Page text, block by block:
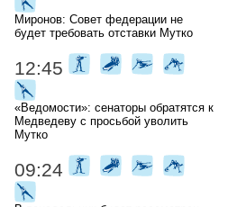
Миронов: Совет федерации не
будет требовать отставки Мутко
12:45
«Ведомости»: сенаторы обратятся к
Медведеву с просьбой уволить
Мутко
09:24